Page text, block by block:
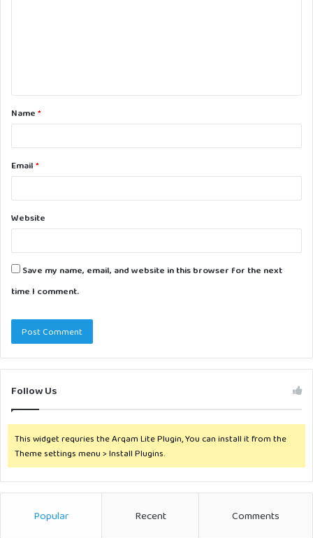
t
*Name *
Email *
Website
Save my name, email, and website in this browser for the next
time I comment.
Follow Us
This widget requries the Arqam Lite Plugin, You can install it from the
Theme settings menu > Install Plugins.
Popular Recent Comments